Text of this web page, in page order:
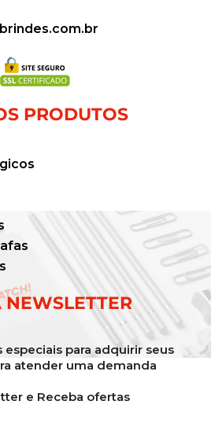
PRODUTOS
NEWSLETTER
para adquirir seus
atender uma demanda
e Receba ofertas